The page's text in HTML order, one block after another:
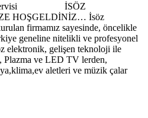
Servisi İSÖZ
HOŞGELDİNİZ… İsöz
firmamız sayesinde, öncelikle
geneline nitelikli ve profesyonel
elektronik, gelişen teknoloji ile
Plazma ve LED TV lerden,
aletleri ve müzik çalar